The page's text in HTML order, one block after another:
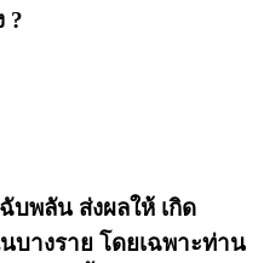
?
บพลัน ส่งผลให้ เกิด
บางราย โดยเฉพาะท่าน